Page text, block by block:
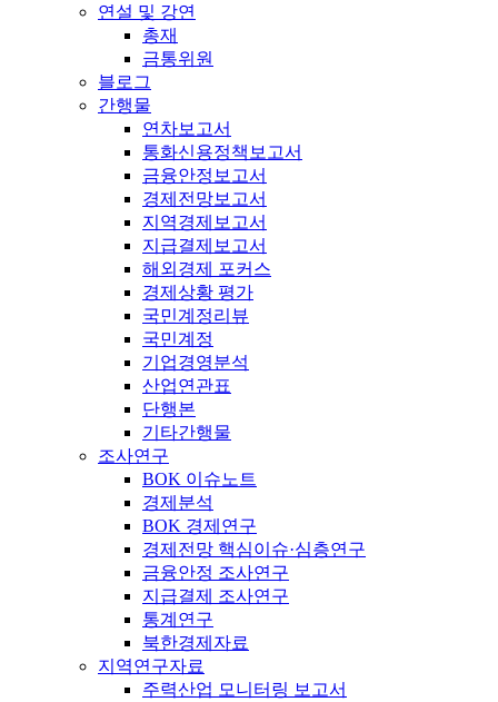
연설 및 강연
총재
금통위원
블로그
간행물
연차보고서
통화신용정책보고서
금융안정보고서
경제전망보고서
지역경제보고서
지급결제보고서
해외경제 포커스
경제상황 평가
국민계정리뷰
국민계정
기업경영분석
산업연관표
단행본
기타간행물
조사연구
BOK 이슈노트
경제분석
BOK 경제연구
경제전망 핵심이슈·심층연구
금융안정 조사연구
지급결제 조사연구
통계연구
북한경제자료
지역연구자료
주력산업 모니터링 보고서